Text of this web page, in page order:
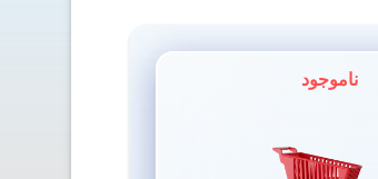
ناموجود